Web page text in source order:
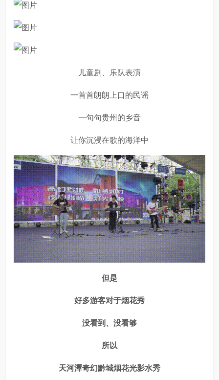
儿童剧、乐队表演
一首首朗朗上口的民谣
一句句贵州的乡音
让你沉浸在歌的海洋中
但是
好多游客对于烟花秀
没看到、没看够
所以
天河潭奇幻黔城烟花光影水秀